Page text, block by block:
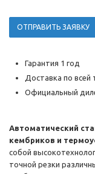
ОТПРАВИТЬ ЗАЯВКУ
Гарантия 1 год
Доставка по
Официальный
Автоматический
кембриков и
собой
точной резки